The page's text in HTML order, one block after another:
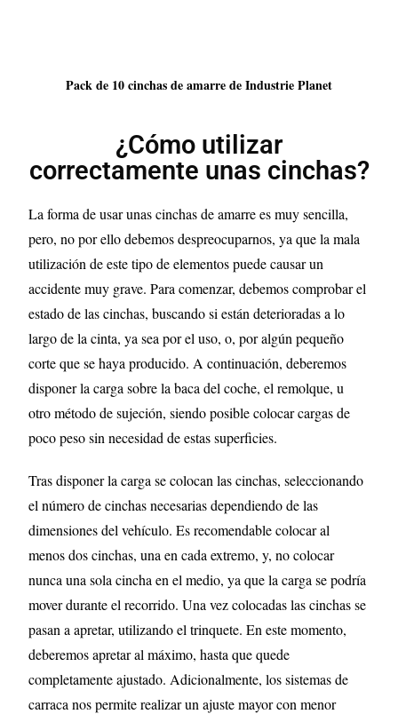
Pack de 10 cinchas de amarre de Industrie Planet
¿Cómo utilizar
correctamente unas cinchas?
La forma de usar unas cinchas de amarre es muy sencilla,
pero, no por ello debemos despreocuparnos, ya que la mala
utilización de este tipo de elementos puede causar un
accidente muy grave. Para comenzar, debemos comprobar el
estado de las cinchas, buscando si están deterioradas a lo
largo de la cinta, ya sea por el uso, o, por algún pequeño
corte que se haya producido. A continuación, deberemos
disponer la carga sobre la baca del coche, el remolque, u
otro método de sujeción, siendo posible colocar cargas de
poco peso sin necesidad de estas superficies.
Tras disponer la carga se colocan las cinchas, seleccionando
el número de cinchas necesarias dependiendo de las
dimensiones del vehículo. Es recomendable colocar al
menos dos cinchas, una en cada extremo, y, no colocar
nunca una sola cincha en el medio, ya que la carga se podría
mover durante el recorrido. Una vez colocadas las cinchas se
pasan a apretar, utilizando el trinquete. En este momento,
deberemos apretar al máximo, hasta que quede
completamente ajustado. Adicionalmente, los sistemas de
carraca nos permite realizar un ajuste mayor con menor